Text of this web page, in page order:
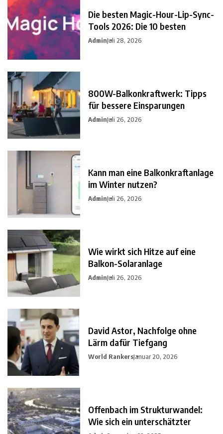
Die besten Magic-Hour-Lip-Sync-
Tools 2026: Die 10 besten
AdminJuli 28, 2026
800W-Balkonkraftwerk: Tipps
für bessere Einsparungen
AdminJuli 26, 2026
Kann man eine Balkonkraftanlage
im Winter nutzen?
AdminJuli 26, 2026
Wie wirkt sich Hitze auf eine
Balkon-Solaranlage
AdminJuli 26, 2026
David Astor, Nachfolge ohne
Lärm dafür Tiefgang
World RankersJanuar 20, 2026
Offenbach im Strukturwandel:
Wie sich ein unterschätzter